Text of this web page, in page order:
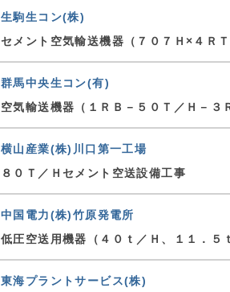
生駒生コン(株)
セメント空気輸送機器（７０７Ｈ×４Ｒ
群馬中央生コン(有)
空気輸送機器（１ＲＢ－５０Ｔ／Ｈ－３
横山産業(株)川口第一工場
８０Ｔ／Ｈセメント空送設備工事
中国電力(株)竹原発電所
低圧空送用機器（４０ｔ／Ｈ、１１．５
東海プラントサービス(株)